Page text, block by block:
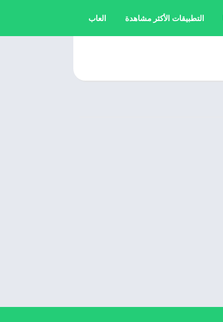
التطبيقات الأكثر مشاهدة العاب